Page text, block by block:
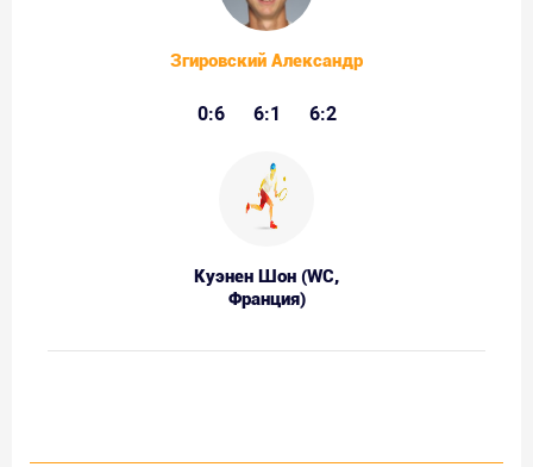
Згировский Александр
0:6 6:1 6:2
Куэнен Шон (WC,
Франция)